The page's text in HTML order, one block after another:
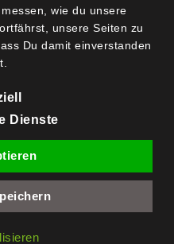
wie du unsere
unsere Seiten zu
Du damit einverstanden
Dienste